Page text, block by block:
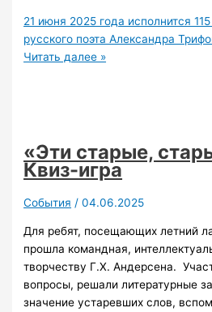
21 июня 2025 года исполнится
русского поэта Александра
Читать далее »
«Эти старые,
Квиз-игра
События /04.06.2025
Для ребят, посещающих летний
прошла командная,
творчеству Г.Х. Андерсена.
вопросы, решали литературные
значение устаревших слов,